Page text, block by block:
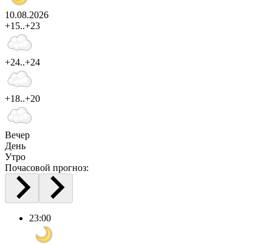
10.08.2026
+15..+23
+24..+24
+18..+20
Вечер
День
Утро
Почасовой прогноз:
23:00